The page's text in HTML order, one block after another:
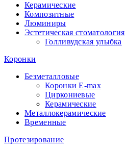
Керамические
Композитные
Люминиры
Эстетическая стоматология
Голливудская улыбка
Коронки
Безметалловые
Коронки E-max
Циркониевые
Керамические
Металлокерамические
Временные
Протезирование